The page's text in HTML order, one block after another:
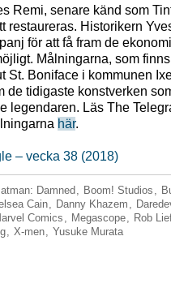
Remi, senare känd som
restaureras. Historikern
för att få fram de
Målningarna, som
St. Boniface i kommunen
de tidigaste konstverken
legendaren. Läs The
här.
– vecka 38 (2018)
Damned, Boom! Studios ,
Cain, Danny Khazem ,
Comics, Megascope, Rob
, X-men, Yusuke Murata